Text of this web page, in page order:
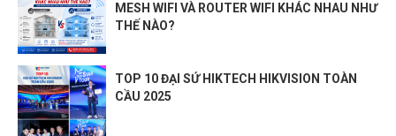
MESH WIFI VÀ ROUTER WIFI KHÁC NHAU NHƯ
THẾ NÀO?
TOP 10 ĐẠI SỨ HIKTECH HIKVISION TOÀN
CẦU 2025